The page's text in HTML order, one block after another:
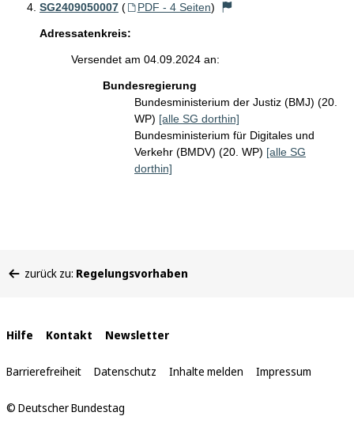
SG2409050007 ( PDF - 4 Seiten)
Adressatenkreis:
Versendet am 04.09.2024 an:
Bundesregierung
Bundesministerium der Justiz (BMJ) (20.
WP) [alle SG dorthin]
Bundesministerium für Digitales und
Verkehr (BMDV) (20. WP) [alle SG
dorthin]
befinden
zurück zu: Regelungsvorhaben
Interne
Links
Hilfe Kontakt Newsletter
Barrierefreiheit Datenschutz Inhalte melden Impressum
© Deutscher Bundestag